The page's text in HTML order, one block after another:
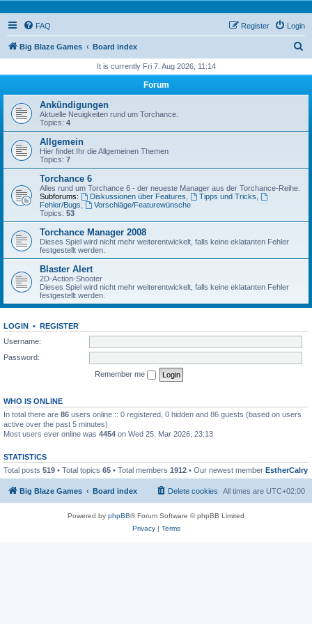
FAQ Login
Register
Big Blaze Games Board index
r
h
It is currently Fri 7. Aug 2026, 11:14
Forum
Ankündigungen
Aktuelle Neuigkeiten rund um Torchance.
Topics: 4
Allgemein
Hier findet Ihr die Allgemeinen Themen
Topics: 7
Torchance 6
Alles rund um Torchance 6 - der neueste Manager aus der Torchance-Reihe.
Subforums:
Diskussionen über Features Tipps und Tricks
Fehler/Bugs
Vorschläge/Featurewünsche
Topics: 53
Torchance Manager 2008
Dieses Spiel wird nicht mehr weiterentwickelt, falls keine eklatanten Fehler
festgestellt werden.
Blaster Alert
2D-Action-Shooter
Dieses Spiel wird nicht mehr weiterentwickelt, falls keine eklatanten Fehler
festgestellt werden.
LOGIN • REGISTER
Username:
Password:
Remember me
WHO IS ONLINE
In total there are 86 users online :: 0 registered, 0 hidden and 86 guests (based on users
active over the past 5 minutes)
Most users ever online was 4454 on Wed 25. Mar 2026, 23:13
STATISTICS
Total posts 519 • Total topics 65 • Total members 1912 • Our newest member EstherCalry
Big Blaze Games Board index All times are UTC+02:00
Delete cookies
Powered by phpBB® Forum Software © phpBB Limited
Privacy| Terms